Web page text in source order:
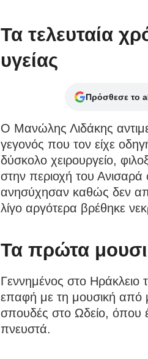
Τα τελευταία
υγείας
Πρόσθεσε το
Ο Μανώλης Λιδάκης
γεγονός που τον είχε
δύσκολο χειρουργείο,
στην περιοχή του
ανησύχησαν καθώς δεν
λίγο αργότερα βρέθηκε
Τα πρώτα
Γεννημένος στο
επαφή με τη μουσική από
σπουδές στο Ωδείο, όπου
πνευστά.